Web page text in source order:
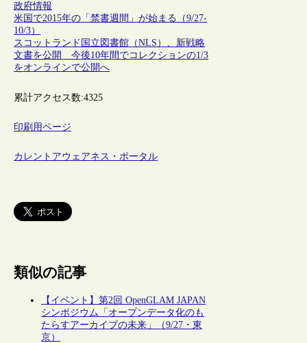
政府情報
米国で2015年の「禁書週間」が始まる（9/27-
10/3）
スコットランド国立図書館（NLS）、新戦略
文書を公開 今後10年間でコレクションの1/3
をオンラインで公開へ
累計アクセス数:4325
印刷用ページ
カレントアウェアネス・ポータル
類似の記事
【イベント】第2回 OpenGLAM JAPAN
シンポジウム「オープンデータ化のも
たらすアーカイブの未来」（9/27・東
京）